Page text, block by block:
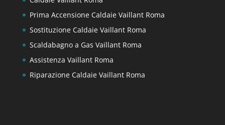
Prima Accensione Caldaie Vaillant Roma
Sostituzione Caldaie Vaillant Roma
Scaldabagno a Gas Vaillant Roma
Assistenza Vaillant Roma
Riparazione Caldaie Vaillant Roma